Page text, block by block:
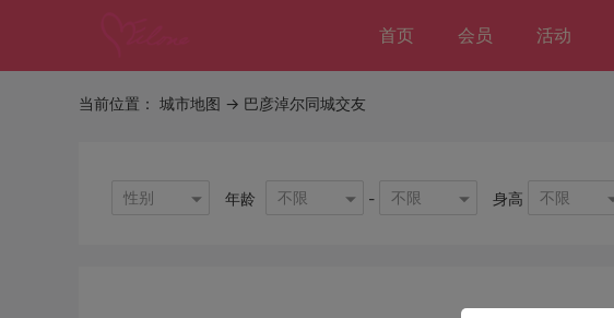
首页 会员 活动
当前位置： 城市地图 -> 巴彦淖尔同城交友
性别 年龄 不限 - 不限 身高 不限